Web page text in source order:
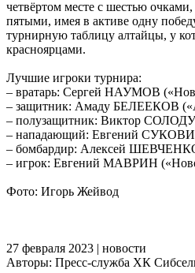
четвёртом месте с шестью
пятыми, имея в активе одну
турнирную таблицу алтайцы, у
красноярцами.
Лучшие игроки турнира:
– вратарь: Сергей НАУМОВ
– защитник: Амаду БЕЛЕЕКОВ
– полузащитник: Виктор
– нападающий: Евгений
– бомбардир: Алексей
– игрок: Евгений МАВРИН
Фото: Игорь Жейвод
27 февраля 2023 | новости
Авторы: Пресс-служба ХК